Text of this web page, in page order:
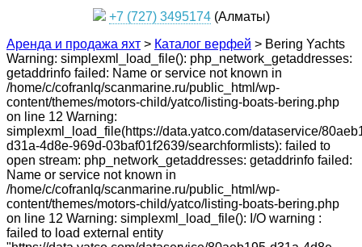
+7 (727) 3495174(Алматы)
Аренда и продажа яхт > Каталог верфей > Bering Yachts
Warning: simplexml_load_file(): php_network_getaddresses:
getaddrinfo failed: Name or service not known in
/home/c/cofranlq/scanmarine.ru/public_html/wp-
content/themes/motors-child/yatco/listing-boats-bering.php
on line 12 Warning:
simplexml_load_file(https://data.yatco.com/dataservice/
d31a-4d8e-969d-03baf01f2639/searchformlists): failed to
open stream: php_network_getaddresses: getaddrinfo failed:
Name or service not known in
/home/c/cofranlq/scanmarine.ru/public_html/wp-
content/themes/motors-child/yatco/listing-boats-bering.php
on line 12 Warning: simplexml_load_file(): I/O warning :
failed to load external entity